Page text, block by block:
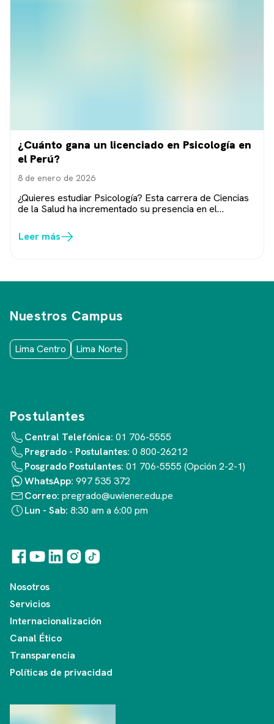
¿Cuánto gana un licenciado en Psicología en
el Perú?
8 de enero de 2026
¿Quieres estudiar Psicología? Esta carrera de Ciencias
de la Salud ha incrementado su presencia en el
demanda de...
Leer más
Nuestros Campus
Lima Centro Lima Norte
Postulantes
Central Telefónica: 01 706-5555
Pregrado - Postulantes: 0 800-26212
Posgrado Postulantes: 01 706-5555 (Opción 2-2-1)
WhatsApp: 997 535 372
Correo: pregrado@uwiener.edu.pe
Lun - Sab: 8:30 am a 6:00 pm
Nosotros
Servicios
Internacionalización
Canal Ético
Transparencia
Políticas de privacidad